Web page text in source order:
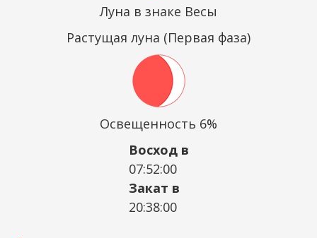
Луна в знаке Весы
Растущая луна (Первая фаза)
Освещенность 6%
Восход в
07:52:00
Закат в
20:38:00